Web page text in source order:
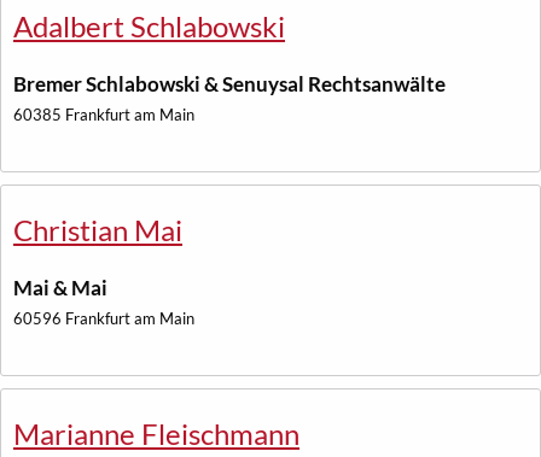
Adalbert Schlabowski
Bremer Schlabowski & Senuysal Rechtsanwälte
60385 Frankfurt am Main
Christian Mai
Mai & Mai
60596 Frankfurt am Main
Marianne Fleischmann